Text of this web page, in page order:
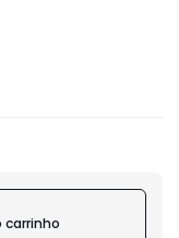
carrinho